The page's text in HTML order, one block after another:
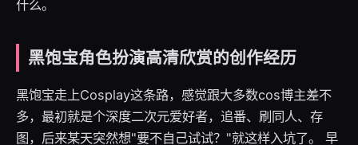
什么。
黑饱宝角色扮演高清欣赏的创作经历
黑饱宝走上Cosplay这条路，感觉跟大多数cos博主差不
多，最初就是个深度二次元爱好者，追番、刷同人、存
图，后来某天突然想"要不自己试试？"就这样入坑了。 早